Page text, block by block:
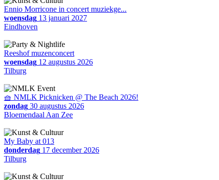
Ennio Morricone in concert muziekge...
woensdag 13 januari 2027
Eindhoven
Reeshof muzenconcert
woensdag 12 augustus 2026
Tilburg
🧺 NMLK Picknicken @ The Beach 2026!
zondag 30 augustus 2026
Bloemendaal Aan Zee
My Baby at 013
donderdag 17 december 2026
Tilburg